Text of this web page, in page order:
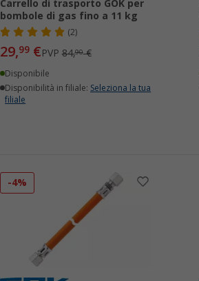
Carrello di trasporto GOK per
bombole di gas fino a 11 kg
(2)
29,99€PVP84,90€
Disponibile
Disponibilità in filiale: Seleziona la tua
filiale
-4%